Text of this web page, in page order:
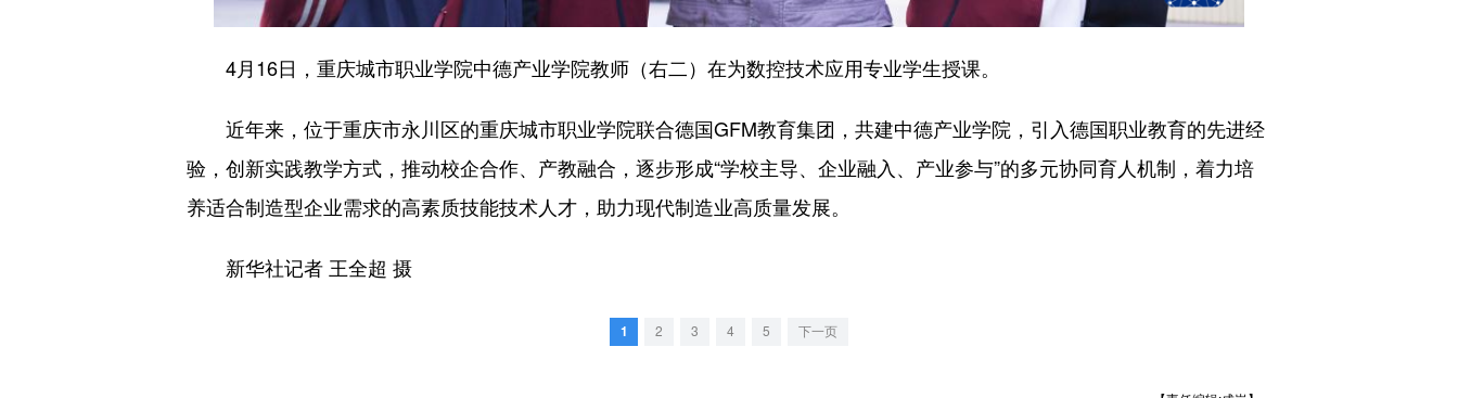
4月16日，重庆城市职业学院中德产业学院教师（右二）在为数控技术应用专业学生授课。
近年来，位于重庆市永川区的重庆城市职业学院联合德国GFM教育集团，共建中德产业学院，引入德国职业教育的先进经
验，创新实践教学方式，推动校企合作、产教融合，逐步形成“学校主导、企业融入、产业参与”的多元协同育人机制，着力培
养适合制造型企业需求的高素质技能技术人才，助力现代制造业高质量发展。
新华社记者 王全超 摄
1 2 3 4 5 下一页